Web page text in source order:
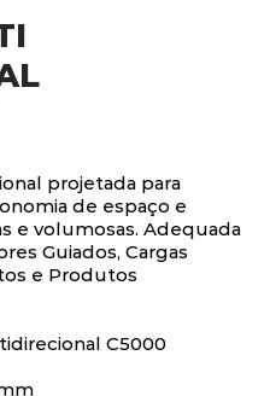
projetada para
de espaço e
e volumosas. Adequada
Guiados, Cargas
e Produtos
C5000